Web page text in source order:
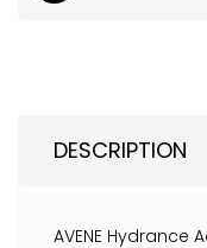
DESCRIPTION
AVENE Hydrance